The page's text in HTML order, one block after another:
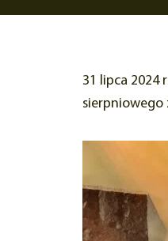
31 lipca 2024
sierpniowego